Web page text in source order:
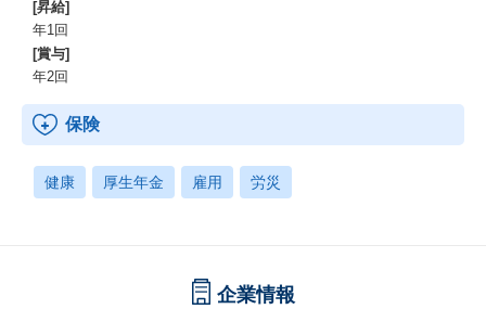
[昇給]
年1回
[賞与]
年2回
保険
健康 厚生年金 雇用 労災
企業情報